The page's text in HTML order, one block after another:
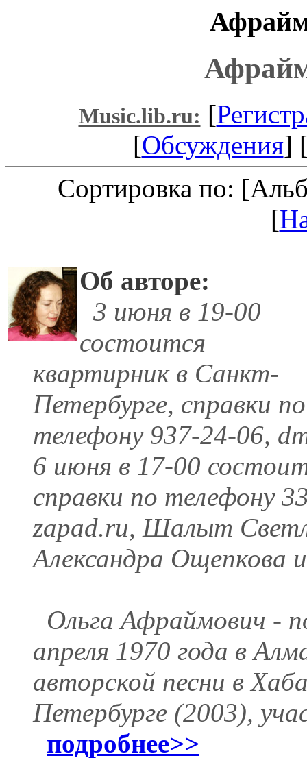
Music.lib.ru: [
[Обсуждения]
Сортировка по:
[
Об авторе:
3 июня в 19-00
состоится
квартирник в Санкт-
Петербурге, справки по
телефону 937-24-06,
6 июня в 17-00
справки по телефону
zapad.ru, Шалыт
Александра Ощепкова
Ольга Афраймович -
апреля 1970 года в
авторской песни в
Петербурге (2003),
подробнее>>